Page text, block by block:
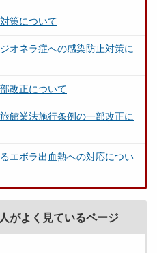
策について
オネラ症への感染防止対策に
改正について
館業法施行条例の一部改正に
エボラ出血熱への対応につい
がよく見ているページ